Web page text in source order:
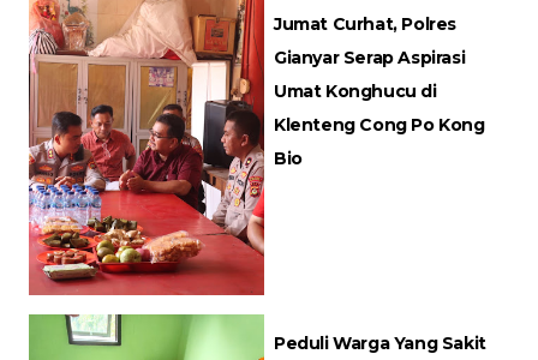
Jumat Curhat, Polres
Gianyar Serap Aspirasi
Umat Konghucu di
Klenteng Cong Po Kong
Bio
Peduli Warga Yang Sakit